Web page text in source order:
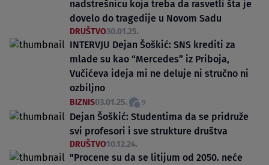
nadstrešnicu koja treba da rasvetli šta je
dovelo do tragedije u Novom Sadu
DRUŠTVO30.01.25.
INTERVJU Dejan Šoškić: SNS krediti za
mlade su kao “Mercedes” iz Priboja,
Vučićeva ideja mi ne deluje ni stručno ni
ozbiljno
BIZNIS03.01.25. 9
Dejan Šoškić: Studentima da se pridruže
svi profesori i sve strukture društva
DRUŠTVO10.12.24.
"Procene su da se litijum od 2050. neće